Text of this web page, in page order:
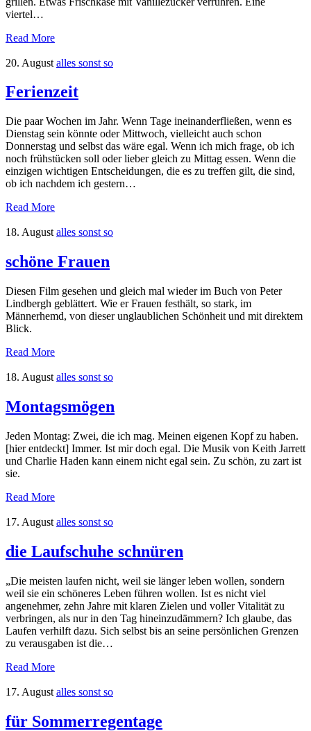
viertel…
Read More
20. August alles sonst so
Ferienzeit
Die paar Wochen im Jahr. Wenn Tage ineinanderfließen, wenn es
Dienstag sein könnte oder Mittwoch, vielleicht auch schon
Donnerstag und selbst das wäre egal. Wenn ich mich frage, ob ich
noch frühstücken soll oder lieber gleich zu Mittag essen. Wenn die
einzigen wichtigen Entscheidungen, die es zu treffen gilt, die sind,
ob ich nachdem ich gestern…
Read More
18. August alles sonst so
schöne Frauen
Diesen Film gesehen und gleich mal wieder im Buch von Peter
Lindbergh geblättert. Wie er Frauen festhält, so stark, im
Männerhemd, von dieser unglaublichen Schönheit und mit direktem
Blick.
Read More
18. August alles sonst so
Montagsmögen
Jeden Montag: Zwei, die ich mag. Meinen eigenen Kopf zu haben.
[hier entdeckt] Immer. Ist mir doch egal. Die Musik von Keith Jarrett
und Charlie Haden kann einem nicht egal sein. Zu schön, zu zart ist
sie.
Read More
17. August alles sonst so
die Laufschuhe schnüren
„Die meisten laufen nicht, weil sie länger leben wollen, sondern
weil sie ein schöneres Leben führen wollen. Ist es nicht viel
angenehmer, zehn Jahre mit klaren Zielen und voller Vitalität zu
verbringen, als nur in den Tag hineinzudämmern? Ich glaube, das
Laufen verhilft dazu. Sich selbst bis an seine persönlichen Grenzen
zu verausgaben ist die…
Read More
17. August alles sonst so
für Sommerregentage